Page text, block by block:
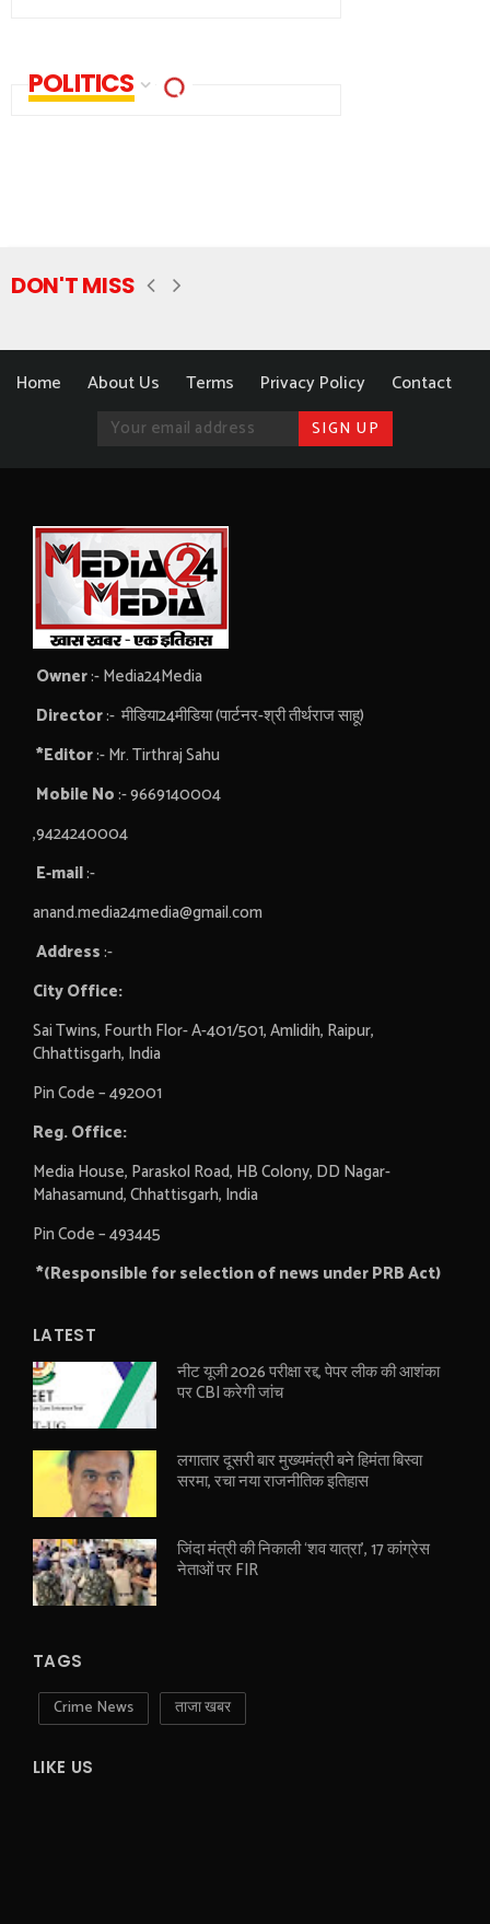
POLITICS
DON'T MISS
Home About Us Terms Privacy Policy Contact
Owner:- Media24Media
Director:- मीडिया24मीडिया (पार्टनर-श्री तीर्थराज साहू)
*Editor:- Mr. Tirthraj Sahu
Mobile No:- 9669140004
,9424240004
E-mail:-
anand.media24media@gmail.com
Address:-
City Office:
Sai Twins, Fourth Flor- A-401/501, Amlidih, Raipur,
Chhattisgarh, India
Pin Code – 492001
Reg. Office:
Media House, Paraskol Road, HB Colony, DD Nagar-
Mahasamund, Chhattisgarh, India
Pin Code – 493445
*(Responsible for selection of news under PRB Act)
LATEST
नीट यूजी 2026 परीक्षा रद्द, पेपर लीक की आशंका
पर CBI करेगी जांच
लगातार दूसरी बार मुख्यमंत्री बने हिमंता बिस्वा
सरमा, रचा नया राजनीतिक इतिहास
जिंदा मंत्री की निकाली ‘शव यात्रा’, 17 कांग्रेस
नेताओं पर FIR
TAGS
Crime News ताजा खबर
LIKE US